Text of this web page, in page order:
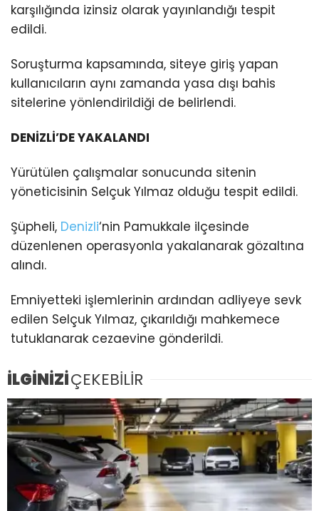
karşılığında izinsiz olarak yayınlandığı tespit
edildi.
Soruşturma kapsamında, siteye giriş yapan
kullanıcıların aynı zamanda yasa dışı bahis
sitelerine yönlendirildiği de belirlendi.
DENİZLİ’DE YAKALANDI
Yürütülen çalışmalar sonucunda sitenin
yöneticisinin Selçuk Yılmaz olduğu tespit edildi.
Şüpheli, Denizli‘nin Pamukkale ilçesinde
düzenlenen operasyonla yakalanarak gözaltına
alındı.
Emniyetteki işlemlerinin ardından adliyeye sevk
edilen Selçuk Yılmaz, çıkarıldığı mahkemece
tutuklanarak cezaevine gönderildi.
İLGİNİZİÇEKEBİLİR